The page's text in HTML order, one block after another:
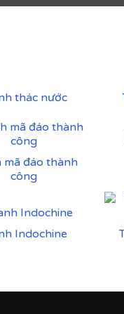
thác nước
mã đáo thành
công
Indochine